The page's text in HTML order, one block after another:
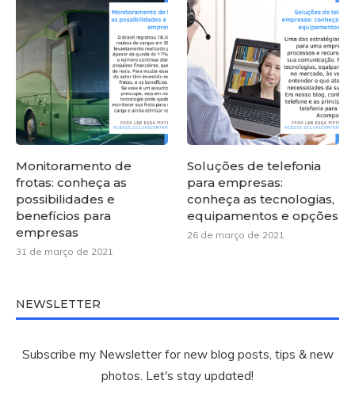
Monitoramento de
frotas: conheça as
possibilidades e
benefícios para
empresas
31 de março de 2021
Soluções de telefonia
para empresas:
conheça as tecnologias,
equipamentos e opções
26 de março de 2021
NEWSLETTER
Subscribe my Newsletter for new blog posts, tips & new
photos. Let's stay updated!